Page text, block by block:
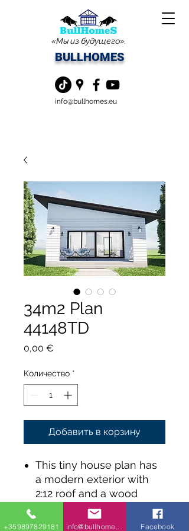
«Мы из будущего».
BULLHOMES
info@bullhomes.eu
34m2 Plan
44148TD
0,00 €
Количество *
Добавить в корзину
This tiny house plan has
a modern exterior with
2:12 roof and a wood
A covered porch spans
+359897829181 Facebook